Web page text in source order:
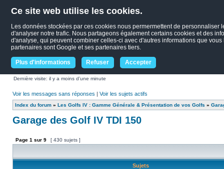
Ce site web utilise les cookies.
Les données stockées par ces cookies nous permermettent de
d'analyser notre trafic. Nous partageons également certains cookies et des
d'analyse, qui peuvent combiner celles-ci avec d'autres informations que
partenaires sont Google et ses partenaires tiers.
Plus d'informations Refuser Accepter
Dernière visite: il y a moins d’une minute
Voir les messages sans réponses | Voir les sujets actifs
Index du forum » Les Golfs IV : Gamme Générale & Présentation de vos Golfs »
Garage des Golf IV TDI 150
Page 1 sur 9 [ 430 sujets ]
Sujets